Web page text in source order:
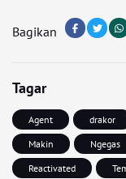
Bagikan
Tagar
Agent drakor
Makin
Ngegas
Reactivated